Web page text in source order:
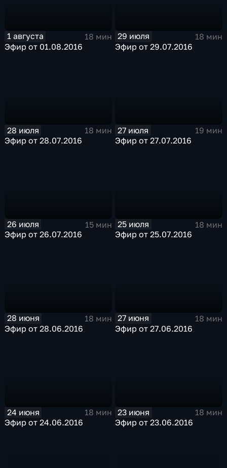
1 августа
18 мин
Эфир от 01.08.2016
29 июля
18 мин
Эфир от 29.07.2016
28 июля
18 мин
Эфир от 28.07.2016
27 июля
19 мин
Эфир от 27.07.2016
26 июля
15 мин
Эфир от 26.07.2016
25 июля
18 мин
Эфир от 25.07.2016
28 июня
18 мин
Эфир от 28.06.2016
27 июня
18 мин
Эфир от 27.06.2016
24 июня
18 мин
Эфир от 24.06.2016
23 июня
18 мин
Эфир от 23.06.2016